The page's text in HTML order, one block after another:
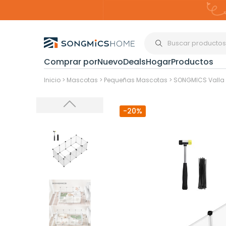
Comprar porNuevoDealsHogarProductos
Organización
Cajas de
Inicio > Mascotas > Pequeñas Mascotas > SONGMICS
-20%